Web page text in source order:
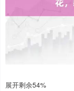
展开剩余54%